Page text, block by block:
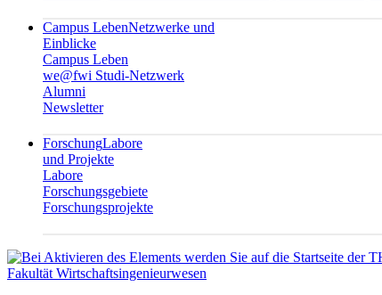
Campus LebenNetzwerke und
Einblicke
Campus Leben
we@fwi Studi-Netzwerk
Alumni
Newsletter
ForschungLabore
und Projekte
Labore
Forschungsgebiete
Forschungsprojekte
Fakultät Wirtschaftsingenieurwesen